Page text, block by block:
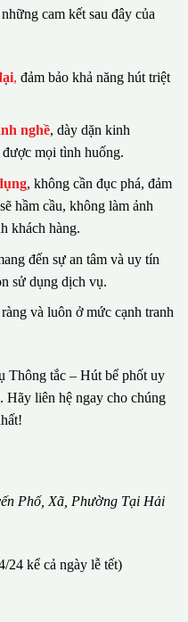
cam kết sau đây của
, đảm bảo khả năng hút triệt
nghề, dày dặn kinh
mọi tình huống.
, không cần đục phá, đảm
hầm cầu, không làm ảnh
khách hàng.
đến sự an tâm và uy tín
sử dụng dịch vụ.
và luôn ở mức cạnh tranh
Thông tắc – Hút bể phốt uy
Hãy liên hệ ngay cho chúng
ến Phố, Xã, Phường Tại Hải
24 kể cả ngày lễ tết)